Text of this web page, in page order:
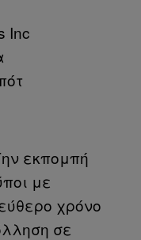
Inc
εκπομπή
με
χρόνο
σε